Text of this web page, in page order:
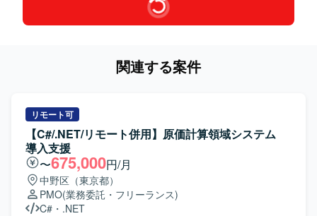
関連する案件
リモート可
【C#/.NET/リモート併用】原価計算領域システム
導入支援
〜675,000円/月
中野区（東京都）
PMO(業務委託・フリーランス)
C# ・ .NET